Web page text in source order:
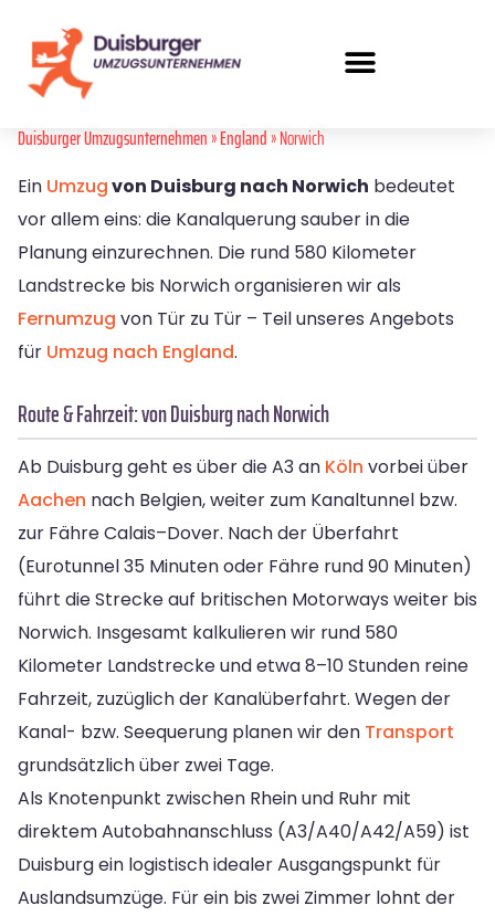
Duisburger Umzugsunternehmen»England» Norwich
Ein Umzugvon Duisburg nach Norwich bedeutet
vor allem eins: die Kanalquerung sauber in die
Planung einzurechnen. Die rund 580 Kilometer
Landstrecke bis Norwich organisieren wir als
Fernumzug von Tür zu Tür – Teil unseres Angebots
für Umzug nach England.
Route & Fahrzeit: von Duisburg nach Norwich
Ab Duisburg geht es über die A3 an Köln vorbei über
Aachen nach Belgien, weiter zum Kanaltunnel bzw.
zur Fähre Calais–Dover. Nach der Überfahrt
(Eurotunnel 35 Minuten oder Fähre rund 90 Minuten)
führt die Strecke auf britischen Motorways weiter bis
Norwich. Insgesamt kalkulieren wir rund 580
Kilometer Landstrecke und etwa 8–10 Stunden reine
Fahrzeit, zuzüglich der Kanalüberfahrt. Wegen der
Kanal- bzw. Seequerung planen wir den Transport
grundsätzlich über zwei Tage.
Als Knotenpunkt zwischen Rhein und Ruhr mit
direktem Autobahnanschluss (A3/A40/A42/A59) ist
Duisburg ein logistisch idealer Ausgangspunkt für
Auslandsumzüge. Für ein bis zwei Zimmer lohnt der